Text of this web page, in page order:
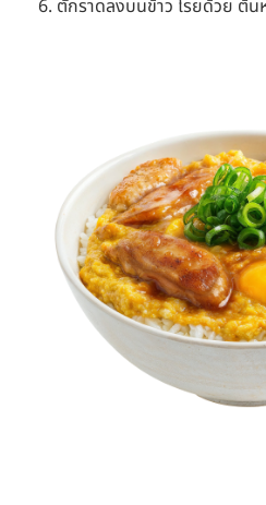
ตักราดลงบนข้าว โรยด้วย ต้